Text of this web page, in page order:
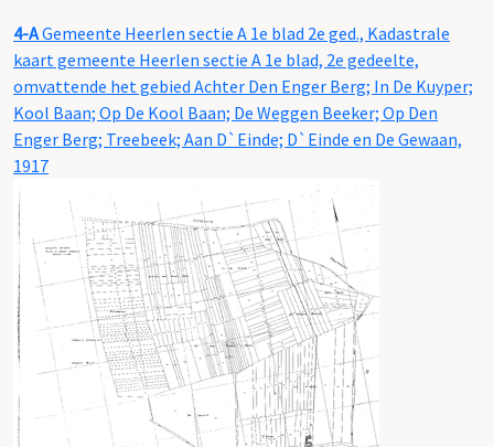
4-AGemeente Heerlen sectie A 1e blad 2e ged., Kadastrale
kaart gemeente Heerlen sectie A 1e blad, 2e gedeelte,
omvattende het gebied Achter Den Enger Berg; In De Kuyper;
Kool Baan; Op De Kool Baan; De Weggen Beeker; Op Den
Enger Berg; Treebeek; Aan D`Einde; D`Einde en De Gewaan,
1917